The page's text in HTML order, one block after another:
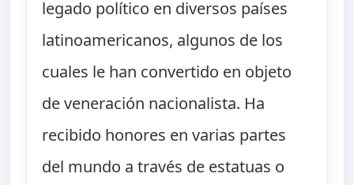
legado político en diversos países
latinoamericanos, algunos de los
cuales le han convertido en objeto
de veneración nacionalista. Ha
recibido honores en varias partes
del mundo a través de estatuas o